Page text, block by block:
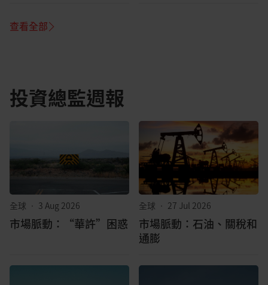
查看全部
投資總監週報
全球 • 3 Aug 2026
市場脈動：“華許”困惑
全球 • 27 Jul 2026
市場脈動：石油、關稅和
通膨